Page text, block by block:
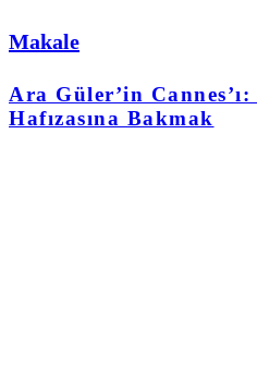
Makale
Ara Güler’in
Hafızasına Bakmak